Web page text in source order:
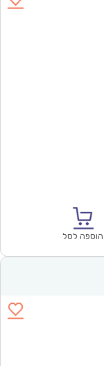
הוספה לסל